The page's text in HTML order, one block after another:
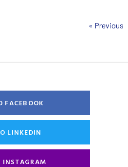
« Previous
FACEBOOK
LINKEDIN
INSTAGRAM